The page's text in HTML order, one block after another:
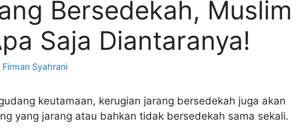
Bersedekah, Muslim
Saja Diantaranya!
Syahrani
keutamaan, kerugian jarang bersedekah juga akan
yang jarang atau bahkan tidak bersedekah sama sekali.